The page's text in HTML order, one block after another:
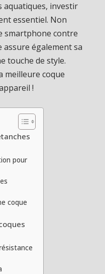
aquatiques, investir
essentiel. Non
smartphone contre
assure également sa
touche de style.
meilleure coque
!
pour
coque